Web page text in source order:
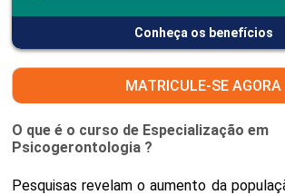
Conheça os benefícios
MATRICULE-SE AGORA
O que é o curso de Especialização em
Psicogerontologia ?
Pesquisas revelam o aumento da